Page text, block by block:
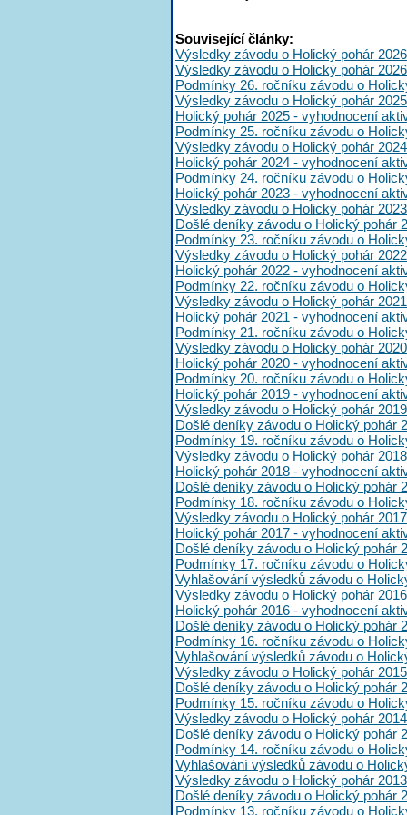
Související články:
Výsledky závodu o Holický pohár
Výsledky závodu o Holický pohár 2026
Podmínky 26. ročníku závodu o
Výsledky závodu o Holický pohár 2025
Holický pohár 2025 - vyhodnocení
Podmínky 25. ročníku závodu o
Výsledky závodu o Holický pohár 2024
Holický pohár 2024 - vyhodnocení
Podmínky 24. ročníku závodu o
Holický pohár 2023 - vyhodnocení
Výsledky závodu o Holický pohár 2023
Došlé deníky závodu o Holický pohár
Podmínky 23. ročníku závodu o
Výsledky závodu o Holický pohár 2022
Holický pohár 2022 - vyhodnocení
Podmínky 22. ročníku závodu o
Výsledky závodu o Holický pohár 2021
Holický pohár 2021 - vyhodnocení
Podmínky 21. ročníku závodu o
Výsledky závodu o Holický pohár 2020
Holický pohár 2020 - vyhodnocení
Podmínky 20. ročníku závodu o
Holický pohár 2019 - vyhodnocení
Výsledky závodu o Holický pohár 2019
Došlé deníky závodu o Holický pohár
Podmínky 19. ročníku závodu o
Výsledky závodu o Holický pohár 2018
Holický pohár 2018 - vyhodnocení
Došlé deníky závodu o Holický pohár
Podmínky 18. ročníku závodu o
Výsledky závodu o Holický pohár 2017
Holický pohár 2017 - vyhodnocení
Došlé deníky závodu o Holický pohár
Podmínky 17. ročníku závodu o
Vyhlašování výsledků závodu o
Výsledky závodu o Holický pohár 2016
Holický pohár 2016 - vyhodnocení
Došlé deníky závodu o Holický pohár
Podmínky 16. ročníku závodu o
Vyhlašování výsledků závodu o
Výsledky závodu o Holický pohár 2015
Došlé deníky závodu o Holický pohár
Podmínky 15. ročníku závodu o
Výsledky závodu o Holický pohár 2014
Došlé deníky závodu o Holický pohár
Podmínky 14. ročníku závodu o
Vyhlašování výsledků závodu o
Výsledky závodu o Holický pohár 2013
Došlé deníky závodu o Holický pohár
Podmínky 13. ročníku závodu o